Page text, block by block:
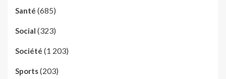
Santé (685)
Social (323)
Société (1 203)
Sports(203)